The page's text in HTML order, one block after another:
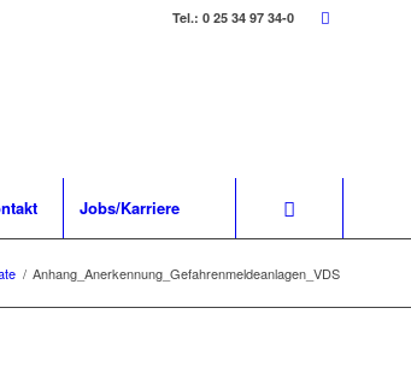
Tel.: 0 25 34 97 34-0
Jobs/Karriere
/ Anhang_Anerkennung_Gefahrenmeldeanlagen_VDS